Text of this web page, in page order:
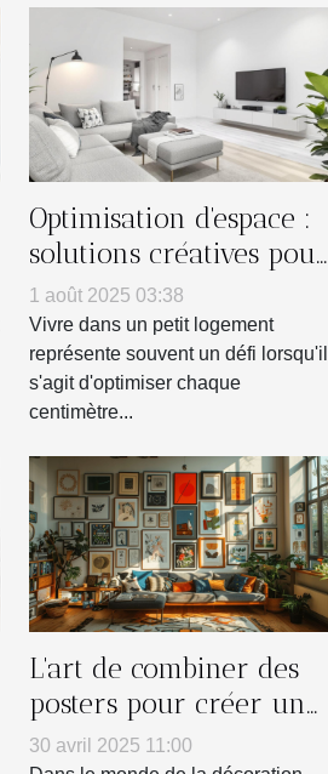
Optimisation d'espace :
solutions créatives pour
petits logements
1 août 2025 03:38
Vivre dans un petit logement
représente souvent un défi lorsqu'il
s'agit d'optimiser chaque
centimètre...
L'art de combiner des
posters pour créer un
mur de galerie chez soi
30 avril 2025 11:00